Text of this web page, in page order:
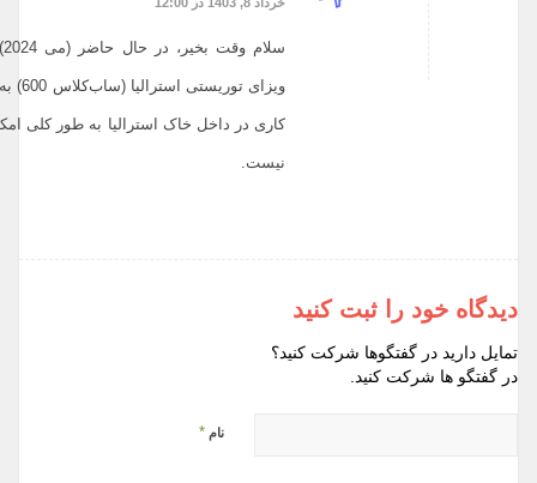
گفته:
ویزای
کاری در داخل خاک استرالیا به طور کلی
نیست.
دیدگاه خود را ثبت کنید
تمایل دارید در گفتگوها شرکت کنید؟
در گفتگو ها شرکت کنید.
نام *